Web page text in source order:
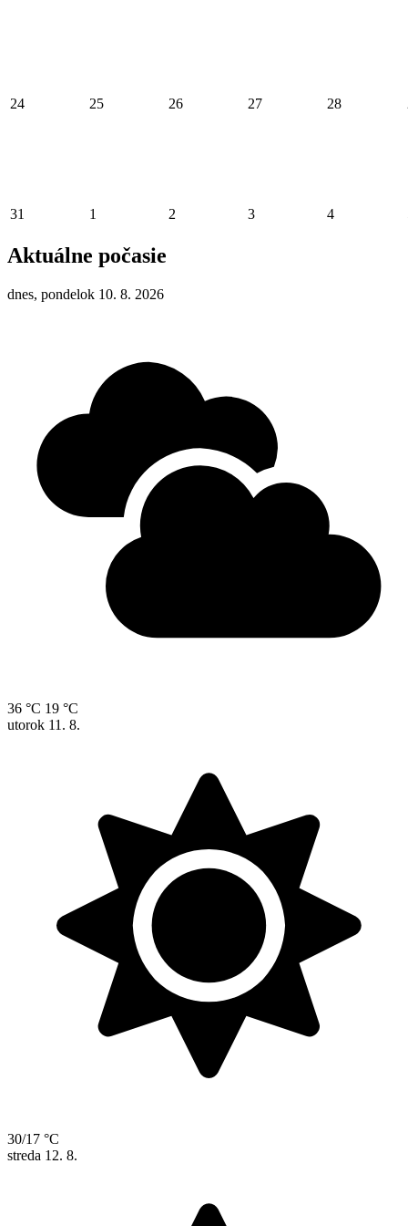
24 25 26 27 28
31 1 2 3 4
Aktuálne počasie
dnes, pondelok 10. 8. 2026
36 °C 19 °C
utorok 11. 8.
30/17 °C
streda 12. 8.